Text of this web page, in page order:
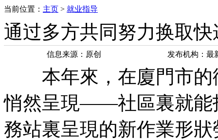
当前位置： 主页 > 就业指导
通过多方共同努力换取
信息来源：原创 发布机构：最
本年來，在廈門市的
悄然呈現——社區裏就能
務站裏呈現的新作業形